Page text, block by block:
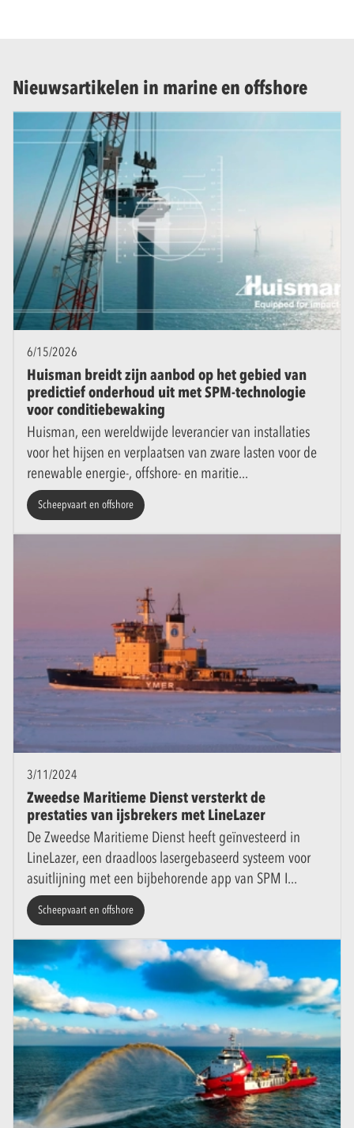
Nieuwsartikelen in marine en offshore
6/15/2026
Huisman breidt zijn aanbod op het gebied van
predictief onderhoud uit met SPM-technologie
voor conditiebewaking
Huisman, een wereldwijde leverancier van installaties
voor het hijsen en verplaatsen van zware lasten voor de
renewable energie-, offshore- en maritie
Scheepvaart en offshore
3/11/2024
Zweedse Maritieme Dienst versterkt de
prestaties van ijsbrekers met LineLazer
De Zweedse Maritieme Dienst heeft geïnvesteerd in
LineLazer, een draadloos lasergebaseerd systeem voor
asuitlijning met een bijbehorende app van SPM I
Scheepvaart en offshore